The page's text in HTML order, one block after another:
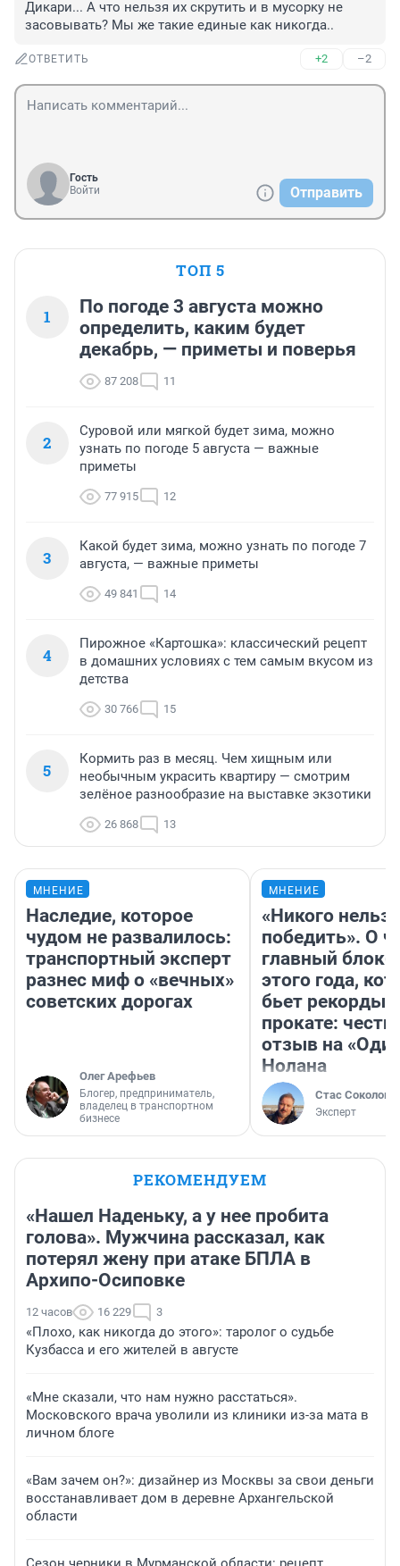
Дикари... А что нельзя их скрутить и в мусорку не
засовывать? Мы же такие единые как никогда..
ОТВЕТИТЬ +2 –2
Гость
Войти
Отправить
ТОП 5
1
По погоде 3 августа можно
определить, каким будет
декабрь, — приметы и поверья
87 208 11
2
Суровой или мягкой будет зима, можно
узнать по погоде 5 августа — важные
приметы
77 915 12
3
Какой будет зима, можно узнать по погоде 7
августа, — важные приметы
49 841 14
4
Пирожное «Картошка»: классический рецепт
в домашних условиях с тем самым вкусом из
детства
30 766 15
5
Кормить раз в месяц. Чем хищным или
необычным украсить квартиру — смотрим
зелёное разнообразие на выставке экзотики
26 868 13
МНЕНИЕ
Наследие, которое
чудом не развалилось:
транспортный эксперт
разнес миф о «вечных»
советских дорогах
Олег Арефьев
Блогер, предприниматель,
владелец в транспортном
бизнесе
МНЕНИЕ
«Никого нельзя
победить». О
главный
этого года,
бьет рекорды в
прокате:
отзыв на
Нолана
Стас Соколов
Эксперт
РЕКОМЕНДУЕМ
«Нашел Наденьку, а у нее пробита
голова». Мужчина рассказал, как
потерял жену при атаке БПЛА в
Архипо-Осиповке
12 часов 16 229 3
«Плохо, как никогда до этого»: таролог о судьбе
Кузбасса и его жителей в августе
«Мне сказали, что нам нужно расстаться».
Московского врача уволили из клиники из-за мата в
личном блоге
«Вам зачем он?»: дизайнер из Москвы за свои деньги
восстанавливает дом в деревне Архангельской
области